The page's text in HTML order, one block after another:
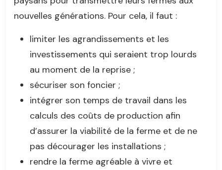
nouvelles générations. Pour cela, il faut :
limiter les agrandissements et les
investissements qui seraient trop lourds
au moment de la reprise ;
sécuriser son foncier ;
intégrer son temps de travail dans les
calculs des coûts de production afin
d’assurer la viabilité de la ferme et de ne
pas décourager les installations ;
rendre la ferme agréable à vivre et